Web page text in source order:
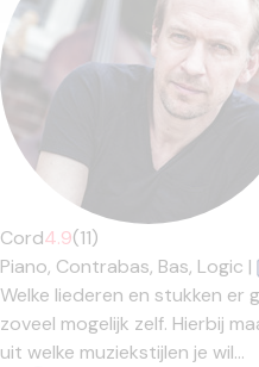
Cord4.9(11)
Piano, Contrabas, Bas, Logic |
Welke liederen en stukken er
zoveel mogelijk zelf. Hierbij
uit welke muziekstijlen je wil...